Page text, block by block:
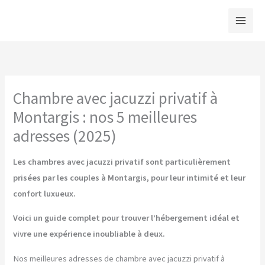
Chambre avec jacuzzi privatif à
Montargis : nos 5 meilleures
adresses (2025)
Les chambres avec jacuzzi privatif sont particulièrement
prisées par les couples à Montargis, pour leur intimité et leur
confort luxueux.
Voici un guide complet pour trouver l’hébergement idéal et
vivre une expérience inoubliable à deux.
Nos meilleures adresses de chambre avec jacuzzi privatif à